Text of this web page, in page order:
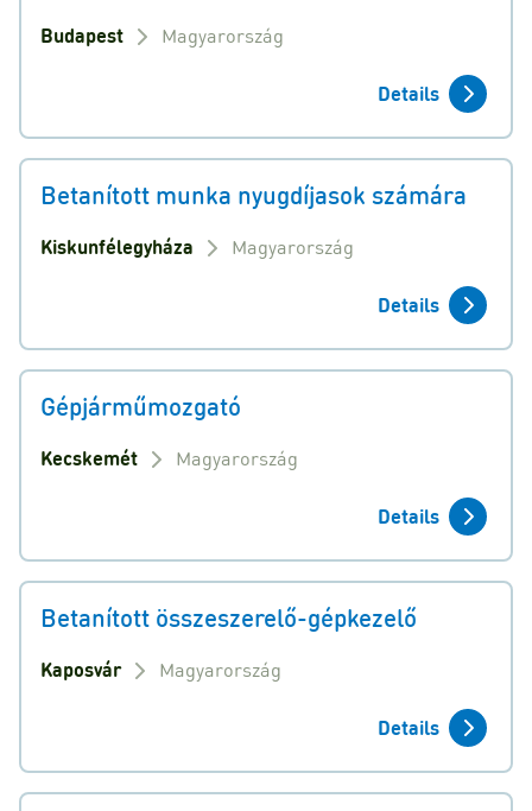
Budapest Magyarország
Details
Betanított munka nyugdíjasok számára
Kiskunfélegyháza Magyarország
Details
Gépjárműmozgató
Kecskemét Magyarország
Details
Betanított összeszerelő-gépkezelő
Kaposvár Magyarország
Details